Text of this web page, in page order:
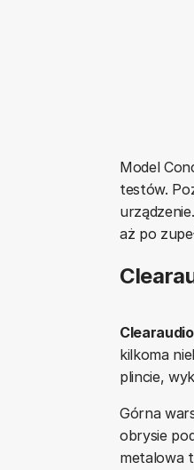
Model
testów.
aż po
kilkoma
plincie,
Górna
obrysie
metalowa